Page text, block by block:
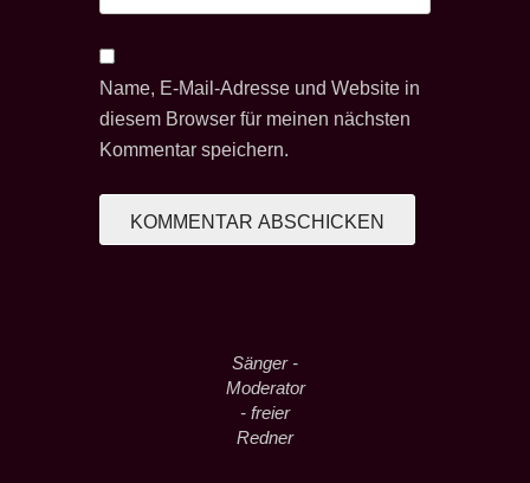
Name, E-Mail-Adresse und Website in
diesem Browser für meinen nächsten
Kommentar speichern.
Sänger -
Moderator
- freier
Redner